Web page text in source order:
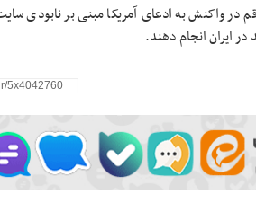
در واکنش به ادعای‌ آمریکا مبنی بر نابودی
‌در ایران انجام دهند.